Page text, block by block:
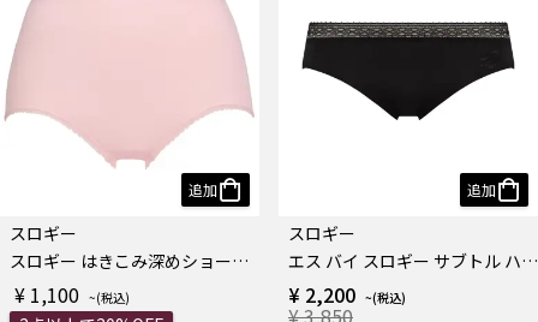
追加
スロギー
スロギー はきこみ深めショーツN
¥ 1,100
追加
スロギー
エス バイ スロギー サブトル ハイキニ
¥ 2,200
¥ 3,850